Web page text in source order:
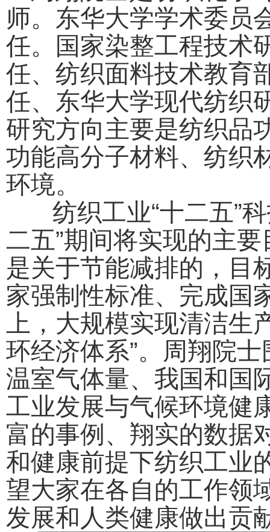
师。东华大学学术委员
任。国家染整工程技术
任、纺织面料技术教育
任、东华大学现代纺织
研究方向主要是纺织品
功能高分子材料、纺织
环境。
纺织工业“十二五”科
二五”期间将实现的主要
是关于节能减排的，目
家强制性标准、完成国
上，大规模实现清洁
环经济体系”。周翔院
温室气体量、我国和国
工业发展与气候环境健
富的事例、翔实的数据
和健康前提下纺织工业
望大家在各自的工作领
发展和人类健康做出贡